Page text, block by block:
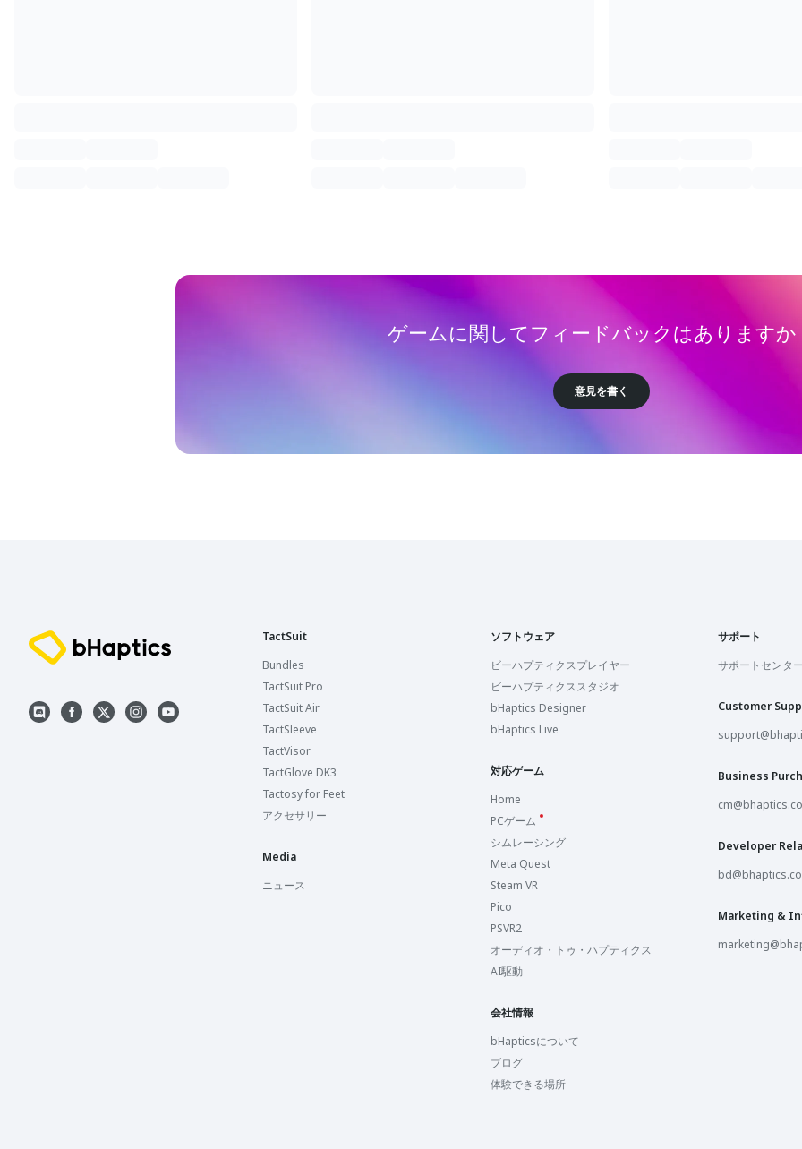
ゲームに関してフィードバックはありますか
意見を書く
TactSuit
Bundles
TactSuit Pro
TactSuit Air
TactSleeve
TactVisor
TactGlove DK3
Tactosy for Feet
アクセサリー
Media
ニュース
ソフトウェア
ビーハプティクスプレイヤー
ビーハプティクススタジオ
bHaptics Designer
bHaptics Live
対応ゲーム
Home
PCゲーム
シムレーシング
Meta Quest
Steam VR
Pico
PSVR2
オーディオ・トゥ・ハプティクス
AI駆動
会社情報
bHapticsについて
ブログ
体験できる場所
サポート
サポートセンタ
Customer
Business
Developer
Marketing &